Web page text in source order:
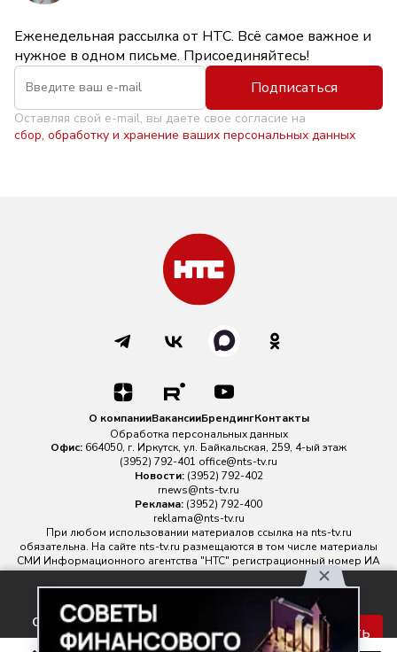
Еженедельная рассылка от НТС. Всё самое важное и
нужное в одном письме. Присоединяйтесь!
Подписаться
Оставляя свой e-mail, вы даете свое согласие на
сбор, обработку и хранение ваших персональных данных
соглашаетесь с правилами
обработки персональных
Принять
О компанииВакансииБрендингКонтакты
Обработка персональных данных
Офис: 664050, г. Иркутск, ул. Байкальская, 259, 4-ый этаж
(3952) 792-401 office@nts-tv.ru
Новости: (3952) 792-402
rnews@nts-tv.ru
Реклама: (3952) 792-400
reklama@nts-tv.ru
При любом использовании материалов ссылка на nts-tv.ru
обязательна. На сайте nts-tv.ru размещаются в том числе материалы
СМИ Информационного агентства "НТС" регистрационный номер ИА
№ ФС 77 - 88763 зарегистрировано Федеральной службой по
надзору в сфере связи, информационных технологий и массовых
Главный редактор ИА "НТС" Иштулкин Евгений Александрович
16+